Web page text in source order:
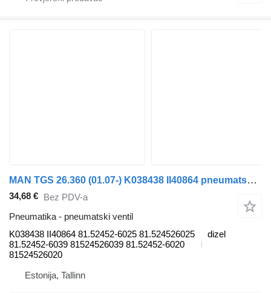
MAN TGS 26.360 (01.07-) K038438 II40864 pneumatski ventil za MAN TGL, TGM, TGS, TGX (2005-2021) tegljača
34,68 € Bez PDV-a
Pneumatika - pneumatski ventil
K038438 II40864 81.52452-6025 81.524526025
81.52452-6039 81524526039 81.52452-6020
81524526020
dizel
Estonija, Tallinn